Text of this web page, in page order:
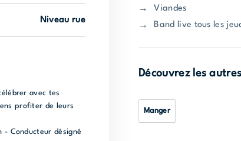
Niveau rue
avec tes
profiter de leurs
- Conducteur désigné
Viandes
Band live tous les
Découvrez les
Manger